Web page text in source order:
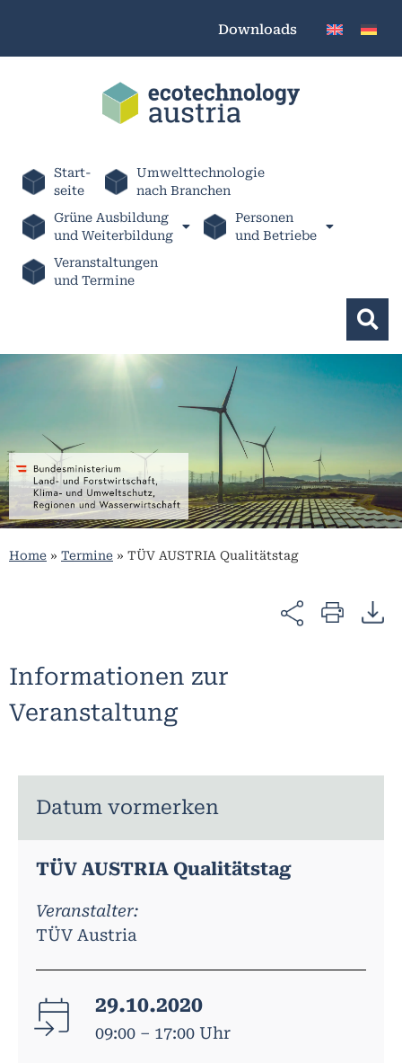
Downloads
Start-
seite
Umwelttechnologie
nach Branchen
Grüne Ausbildung
und Weiterbildung
Personen
und Betriebe
Veranstaltungen
und Termine
Home » Termine » TÜV AUSTRIA Qualitätstag
Informationen zur
Veranstaltung
Datum vormerken
TÜV AUSTRIA Qualitätstag
Veranstalter:
TÜV Austria
29.10.2020
09:00 – 17:00 Uhr